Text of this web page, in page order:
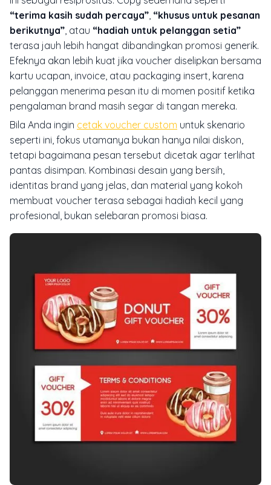
“terima kasih sudah percaya” “khusus untuk pesanan
berikutnya” , atau “hadiah untuk pelanggan setia”
terasa jauh lebih hangat dibandingkan promosi generik.
Efeknya akan lebih kuat jika voucher diselipkan bersama
kartu ucapan, invoice, atau packaging insert, karena
pelanggan menerima pesan itu di momen positif ketika
pengalaman brand masih segar di tangan mereka.
Bila Anda ingin cetak voucher custom untuk skenario
seperti ini, fokus utamanya bukan hanya nilai diskon,
tetapi bagaimana pesan tersebut dicetak agar terlihat
pantas disimpan. Kombinasi desain yang bersih,
identitas brand yang jelas, dan material yang kokoh
membuat voucher terasa sebagai hadiah kecil yang
profesional, bukan selebaran promosi biasa.